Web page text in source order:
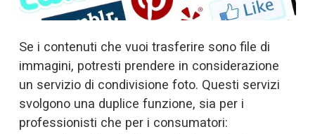
Se i contenuti che vuoi trasferire sono file di
immagini, potresti prendere in considerazione
un servizio di condivisione foto. Questi servizi
svolgono una duplice funzione, sia per i
professionisti che per i consumatori: